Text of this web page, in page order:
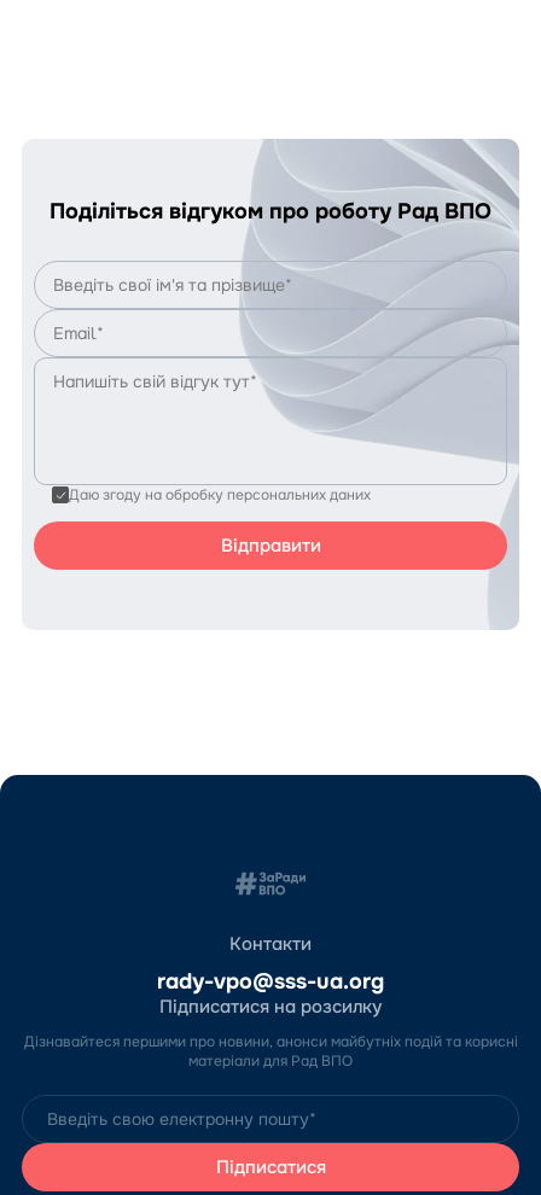
Поділіться відгуком про роботу Рад ВПО
Даю згоду на обробку персональних даних
Контакти
rady-vpo@sss-ua.org
Підписатися на розсилку
Дізнавайтеся першими про новини, анонси майбутніх подій та корисні
матеріали для Рад ВПО